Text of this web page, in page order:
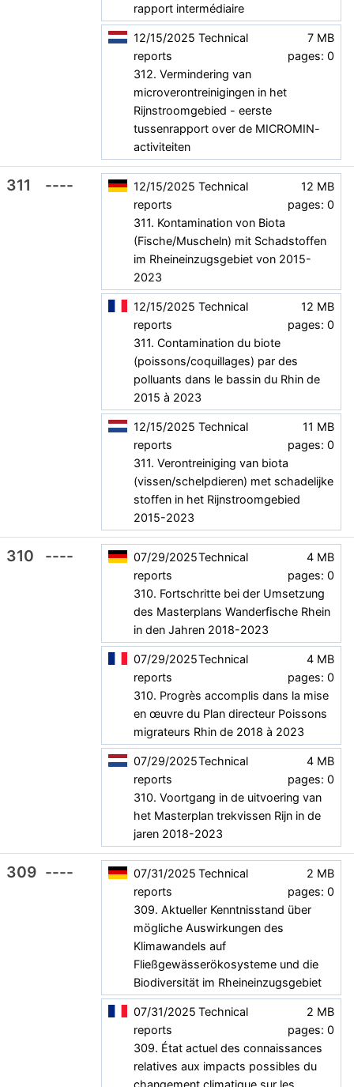
rapport intermédiaire
7 MB
pages: 0
12/15/2025 Technical
reports
312. Vermindering van
microverontreinigingen in het
Rijnstroomgebied - eerste
tussenrapport over de MICROMIN-
activiteiten
311 ----
12 MB
pages: 0
12/15/2025 Technical
reports
311. Kontamination von Biota
(Fische/Muscheln) mit Schadstoffen
im Rheineinzugsgebiet von 2015-
2023
12 MB
pages: 0
12/15/2025 Technical
reports
311. Contamination du biote
(poissons/coquillages) par des
polluants dans le bassin du Rhin de
2015 à 2023
11 MB
pages: 0
12/15/2025 Technical
reports
311. Verontreiniging van biota
(vissen/schelpdieren) met schadelijke
stoffen in het Rijnstroomgebied
2015-2023
310 ----
4 MB
pages: 0
07/29/2025Technical
reports
310. Fortschritte bei der Umsetzung
des Masterplans Wanderfische Rhein
in den Jahren 2018-2023
4 MB
pages: 0
07/29/2025Technical
reports
310. Progrès accomplis dans la mise
en œuvre du Plan directeur Poissons
migrateurs Rhin de 2018 à 2023
4 MB
pages: 0
07/29/2025Technical
reports
310. Voortgang in de uitvoering van
het Masterplan trekvissen Rijn in de
jaren 2018-2023
309 ----
2 MB
pages: 0
07/31/2025 Technical
reports
309. Aktueller Kenntnisstand über
mögliche Auswirkungen des
Klimawandels auf
Fließgewässerökosysteme und die
Biodiversität im Rheineinzugsgebiet
2 MB
pages: 0
07/31/2025 Technical
reports
309. État actuel des connaissances
relatives aux impacts possibles du